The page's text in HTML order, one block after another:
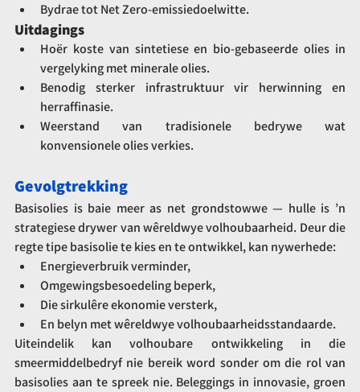
Bydrae tot Net Zero-emissiedoelwitte.
Uitdagings
Hoër koste van sintetiese en bio-gebaseerde olies in
vergelyking met minerale olies.
Benodig sterker infrastruktuur vir herwinning en
herraffinasie.
Weerstand van tradisionele bedrywe wat
konvensionele olies verkies.
Gevolgtrekking
Basisolies is baie meer as net grondstowwe — hulle is ’n
strategiese drywer van wêreldwye volhoubaarheid. Deur die
regte tipe basisolie te kies en te ontwikkel, kan nywerhede:
Energieverbruik verminder,
Omgewingsbesoedeling beperk,
Die sirkulêre ekonomie versterk,
En belyn met wêreldwye volhoubaarheidsstandaarde.
Uiteindelik kan volhoubare ontwikkeling in die
smeermiddelbedryf nie bereik word sonder om die rol van
basisolies aan te spreek nie. Beleggings in innovasie, groen